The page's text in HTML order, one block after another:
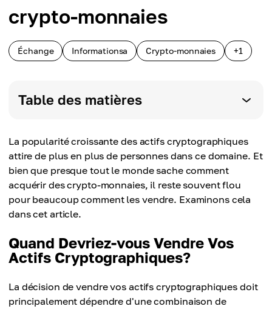
crypto-monnaies
Échange Informationsa Crypto-monnaies +1
Table des matières
La popularité croissante des actifs cryptographiques
attire de plus en plus de personnes dans ce domaine. Et
bien que presque tout le monde sache comment
acquérir des crypto-monnaies, il reste souvent flou
pour beaucoup comment les vendre. Examinons cela
dans cet article.
Quand Devriez-vous Vendre Vos
Actifs Cryptographiques?
La décision de vendre vos actifs cryptographiques doit
principalement dépendre d'une combinaison de